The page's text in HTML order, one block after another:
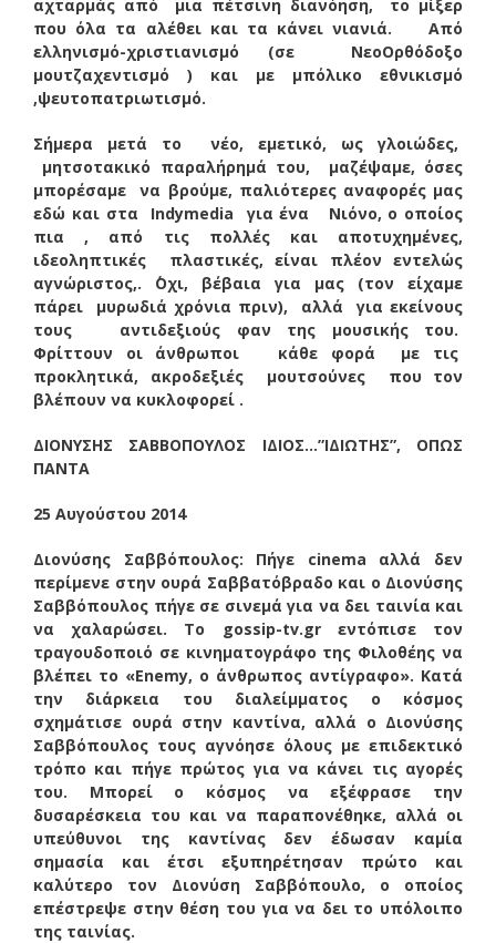
αχταρμάς από μια πέτσινη διανόηση, το μίξερ
που όλα τα αλέθει και τα κάνει νιανιά. Από
ελληνισμό-χριστιανισμό (σε ΝεοΟρθόδοξο
μουτζαχεντισμό ) και με μπόλικο εθνικισμό
,ψευτοπατριωτισμό.
Σήμερα μετά το νέο, εμετικό, ως γλοιώδες,
μητσοτακικό παραλήρημά του, μαζέψαμε, όσες
μπορέσαμε να βρούμε, παλιότερες αναφορές μας
εδώ και στα Indymedia για ένα Νιόνο, ο οποίος
πια , από τις πολλές και αποτυχημένες,
ιδεοληπτικές πλαστικές, είναι πλέον εντελώς
αγνώριστος,. ΄Οχι, βέβαια για μας (τον είχαμε
πάρει μυρωδιά χρόνια πριν), αλλά για εκείνους
τους αντιδεξιούς φαν της μουσικής του.
Φρίττουν οι άνθρωποι κάθε φορά με τις
προκλητικά, ακροδεξιές μουτσούνες που τον
βλέπουν να κυκλοφορεί .
ΔΙΟΝΥΣΗΣ ΣΑΒΒΟΠΟΥΛΟΣ ΙΔΙΟΣ…”ΙΔΙΩΤΗΣ”, ΟΠΩΣ
ΠΑΝΤΑ
25 Αυγούστου 2014
Διονύσης Σαββόπουλος: Πήγε cinema αλλά δεν
περίμενε στην ουρά Σαββατόβραδο και ο Διονύσης
Σαββόπουλος πήγε σε σινεμά για να δει ταινία και
να χαλαρώσει. Το gossip-tv.gr εντόπισε τον
τραγουδοποιό σε κινηματογράφο της Φιλοθέης να
βλέπει το «Enemy, ο άνθρωπος αντίγραφο». Κατά
την διάρκεια του διαλείμματος ο κόσμος
σχημάτισε ουρά στην καντίνα, αλλά ο Διονύσης
Σαββόπουλος τους αγνόησε όλους με επιδεκτικό
τρόπο και πήγε πρώτος για να κάνει τις αγορές
του. Μπορεί ο κόσμος να εξέφρασε την
δυσαρέσκεια του και να παραπονέθηκε, αλλά οι
υπεύθυνοι της καντίνας δεν έδωσαν καμία
σημασία και έτσι εξυπηρέτησαν πρώτο και
καλύτερο τον Διονύση Σαββόπουλο, ο οποίος
επέστρεψε στην θέση του για να δει το υπόλοιπο
της ταινίας.